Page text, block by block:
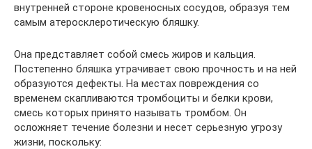
внутренней стороне кровеносных сосудов, образуя тем
самым атеросклеротическую бляшку.
Она представляет собой смесь жиров и кальция.
Постепенно бляшка утрачивает свою прочность и на ней
образуются дефекты. На местах повреждения со
временем скапливаются тромбоциты и белки крови,
смесь которых принято называть тромбом. Он
осложняет течение болезни и несет серьезную угрозу
жизни, поскольку: